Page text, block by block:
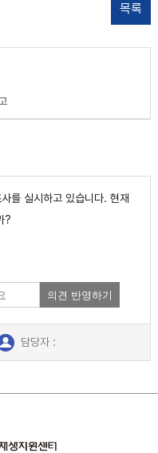
목록
를 실시하고 있습니다. 현재
?
의견 반영하기
담당자 :